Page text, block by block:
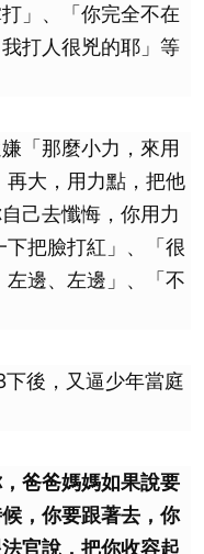
」、「你完全不在
打人很兇的耶」等
「那麼小力，來用
再大，用力點，把他
己去懺悔，你用力
把臉打紅」、「很
邊、左邊」、「不
後，又逼少年當庭
爸爸媽媽如果說要
，你要跟著去，你
官說，把你收容起